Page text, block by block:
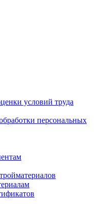
условий труда
персональных